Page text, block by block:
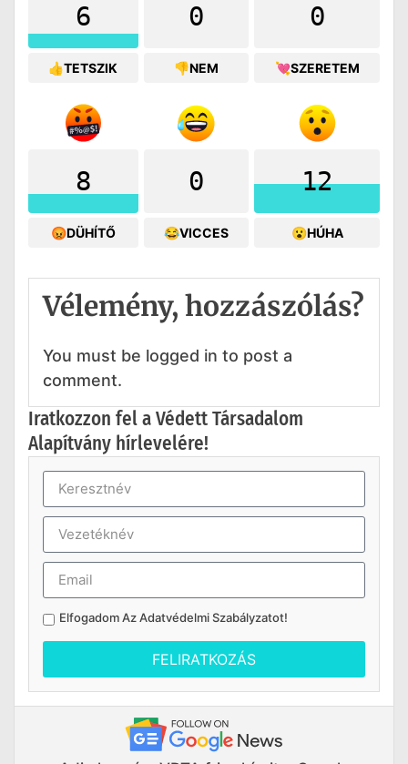
6
👍TETSZIK
0
👎NEM
0
💘SZERETEM
8
😡DÜHÍTŐ
0
😂VICCES
12
😮HÚHA
Vélemény, hozzászólás?
You must be logged in to post a
comment.
Iratkozzon fel a Védett Társadalom
Alapítvány hírlevelére!
Elfogadom AzAdatvédelmi Szabályzatot!
FELIRATKOZÁS